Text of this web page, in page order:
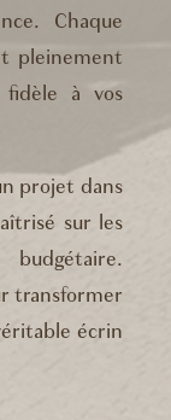
Chaque
pleinement
à vos
projet dans
sur les
transformer
écrin